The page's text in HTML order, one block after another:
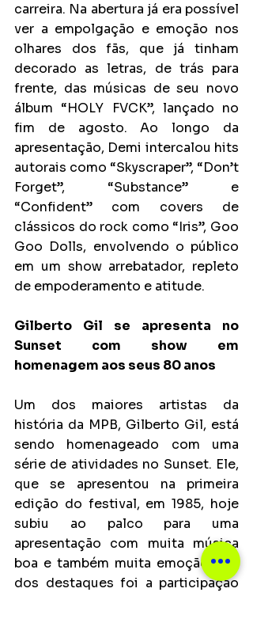
carreira. Na abertura já era possível
ver a empolgação e emoção nos
olhares dos fãs, que já tinham
decorado as letras, de trás para
frente, das músicas de seu novo
álbum “HOLY FVCK”, lançado no
fim de agosto. Ao longo da
apresentação, Demi intercalou hits
autorais como “Skyscraper”, “Don’t
Forget”, “Substance” e
“Confident” com covers de
clássicos do rock como “Iris”, Goo
Goo Dolls, envolvendo o público
em um show arrebatador, repleto
de empoderamento e atitude.
Gilberto Gil se apresenta no
Sunset com show em
homenagem aos seus 80 anos
Um dos maiores artistas da
história da MPB, Gilberto Gil, está
sendo homenageado com uma
série de atividades no Sunset. Ele,
que se apresentou na primeira
edição do festival, em 1985, hoje
subiu ao palco para uma
apresentação com muita música
boa e também muita emoção. Um
dos destaques foi a participação